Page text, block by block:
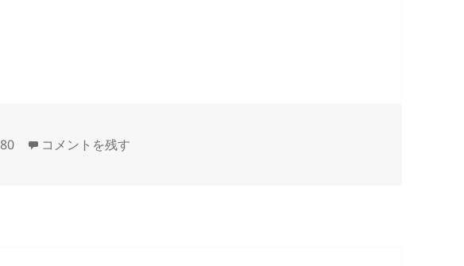
koyomi に
コメントを残す